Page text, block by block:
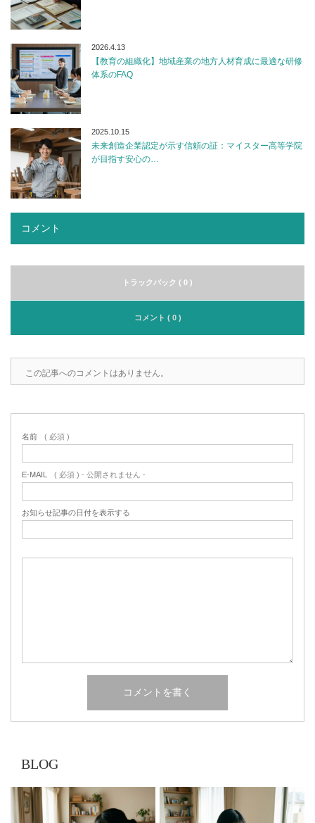
2026.4.13
【教育の組織化】地域産業の地方人材育成に最適な研修
体系のFAQ
2025.10.15
未来創造企業認定が示す信頼の証：マイスター高等学院
が目指す安心の…
コメント
トラックバック ( 0 )
コメント ( 0 )
この記事へのコメントはありません。
名前 ( 必須 )
E-MAIL ( 必須 ) - 公開されません -
お知らせ記事の日付を表示する
BLOG